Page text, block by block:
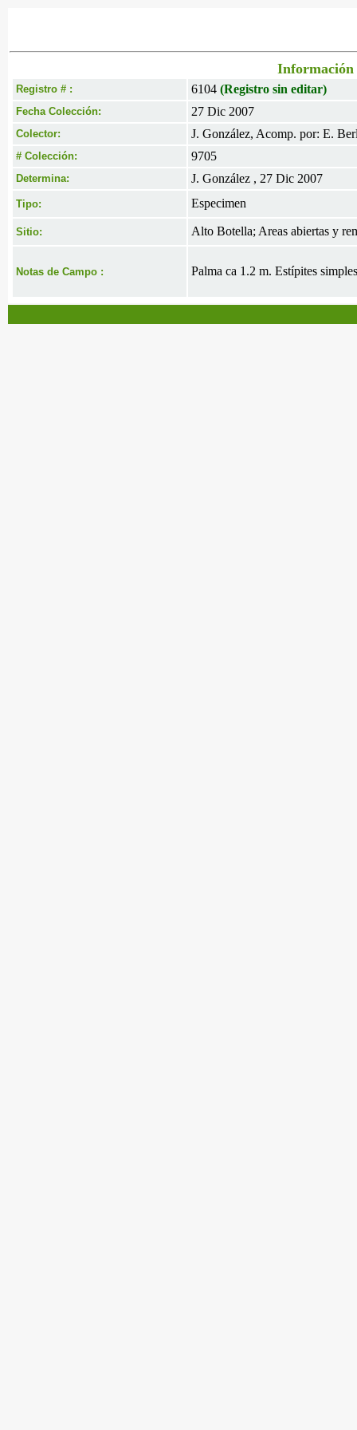
Información
Registro # : 6104 (Registro sin editar)
Fecha Colección: 27 Dic 2007
Colector: J. González, Acomp. por: E.
# Colección: 9705
Determina: J. González , 27 Dic 2007
Tipo: Especimen
Sitio: Alto Botella; Areas abiertas y
Notas de Campo : Palma ca 1.2 m. Estípites